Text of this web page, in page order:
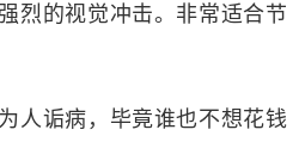
烈的视觉冲击。非常适合节
人诟病，毕竟谁也不想花钱